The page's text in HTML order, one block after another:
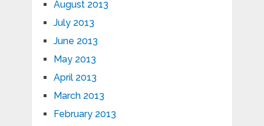
August 2013
July 2013
June 2013
May 2013
April 2013
March 2013
February 2013